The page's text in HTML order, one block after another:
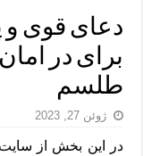
معجزات دعای یا من
مهم ترین اذکار
دعا برای ترس بچه ها
نماز حاجت برای کار
دعای قوی و
برای در
طلسم
ژوئن 27, 2023
در این بخش از